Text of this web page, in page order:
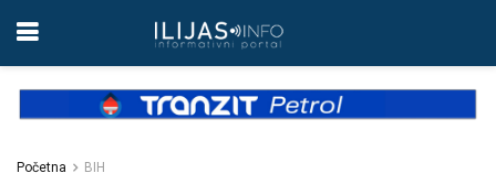
Početna BIH